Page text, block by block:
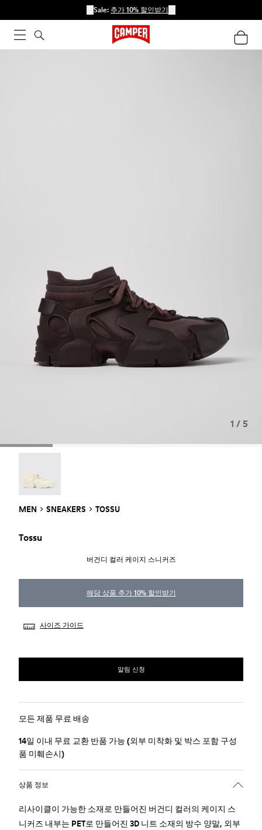
Sale: 추가 10% 할인받기
1 / 5
MEN SNEAKERS TOSSU
Tossu
버건디 컬러 케이지 스니커즈
해당 상품 추가 10% 할인받기
사이즈 가이드
알림 신청
모든 제품 무료 배송
14일 이내 무료 교환 반품 가능 (외부 미착화 및 박스 포함 구성
품 미훼손시)
상품 정보
리사이클이 가능한 소재로 만들어진 버건디 컬러의 케이지 스
니커즈 내부는 PET로 만들어진 3D 니트 소재의 방수 양말, 외부